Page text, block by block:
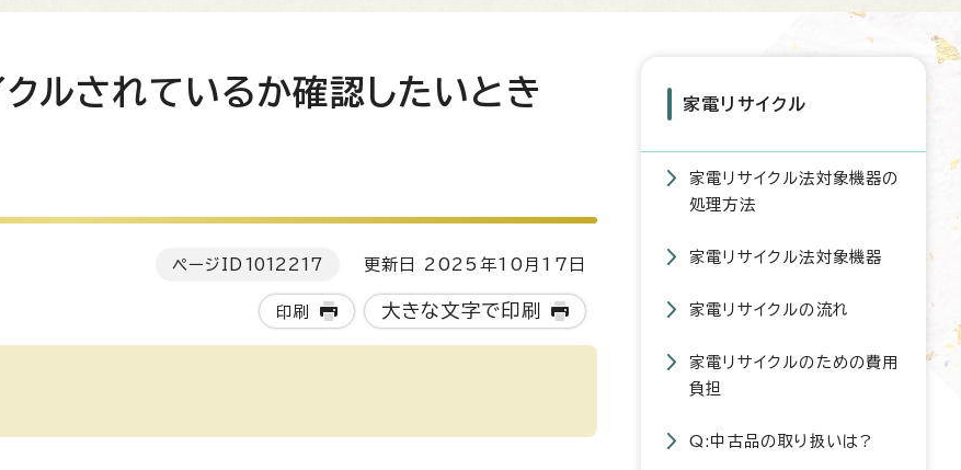
ルされているか確認したいとき
ページID 1012217 更新日 2025年10月17日
印刷 大きな文字で印刷
家電リサイクル
家電リサイクル法対象機器の
処理方法
家電リサイクル法対象機器
家電リサイクルの流れ
家電リサイクルのための費用
負担
Q:中古品の取り扱いは?